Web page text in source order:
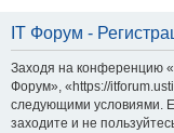
IT Форум -
Заходя на конференцию
Форум», «https://
следующими условиями.
заходите и не